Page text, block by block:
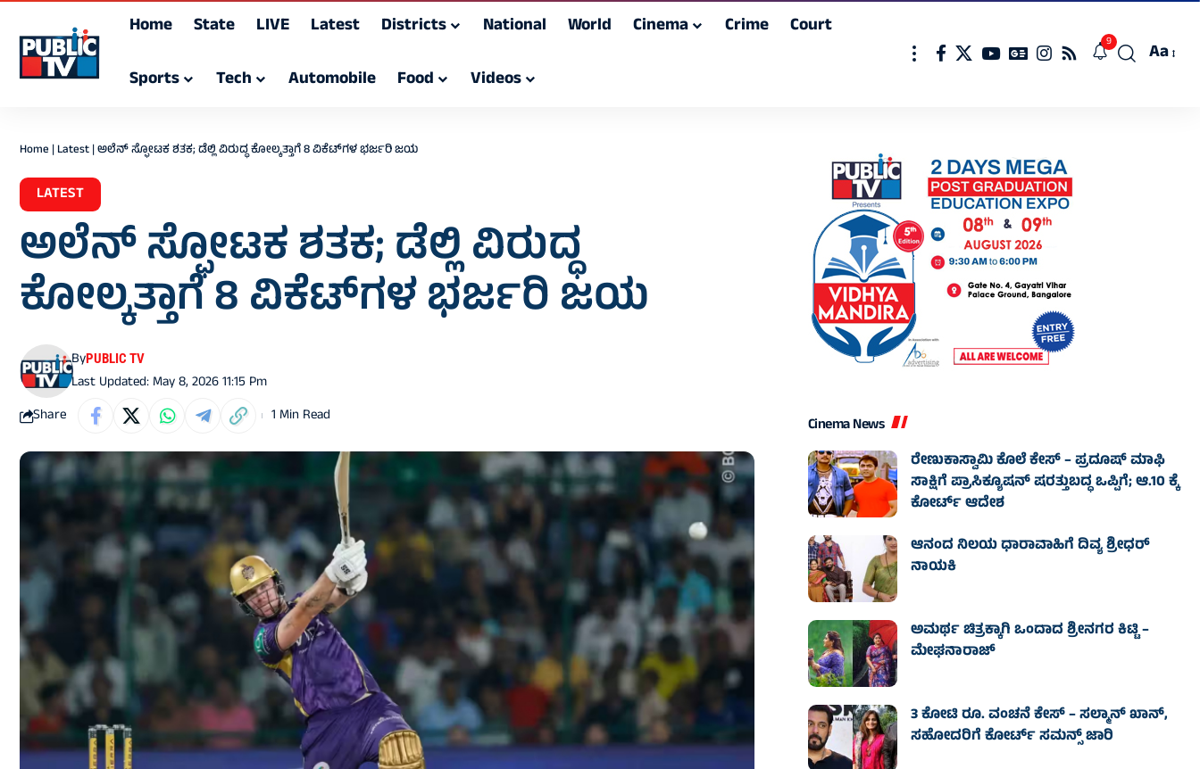
Home State LIVE Latest Districts National World Cinema Crime
Court
Sports
Tech Automobile Food Videos
9
Font
Aa
Home |Latest|ಅಲೆನ್‌ ಸ್ಫೋಟಕ ಶತಕ; ಡೆಲ್ಲಿ ವಿರುದ್ಧ ಕೋಲ್ಕತ್ತಾಗೆ 8 ವಿಕೆಟ್‌ಗಳ ಭರ್ಜರಿ ಜಯ
LATEST
ಅಲೆನ್‌ ಸ್ಫೋಟಕ ಶತಕ; ಡೆಲ್ಲಿ ವಿರುದ್ಧ
ಕೋಲ್ಕತ್ತಾಗೆ 8 ವಿಕೆಟ್‌ಗಳ ಭರ್ಜರಿ ಜಯ
Last Updated: May 8, 2026 11:15 Pm
ByPUBLIC TV
Share 1 Min Read
Cinema News
ರೇಣುಕಾಸ್ವಾಮಿ ಕೊಲೆ ಕೇಸ್‌ – ಪ್ರದೂಷ್‌ ಮಾಫಿ
ಸಾಕ್ಷಿಗೆ ಪ್ರಾಸಿಕ್ಯೂಷನ್ ಷರತ್ತುಬದ್ಧ ಒಪ್ಪಿಗೆ; ಆ.10 ಕ್ಕೆ
ಕೋರ್ಟ್ ಆದೇಶ
ಆನಂದ ನಿಲಯ ಧಾರಾವಾಹಿಗೆ ದಿವ್ಯ ಶ್ರೀಧರ್
ನಾಯಕಿ
ಅಮರ್ಥ ಚಿತ್ರಕ್ಕಾಗಿ ಒಂದಾದ ಶ್ರೀನಗರ ಕಿಟ್ಟಿ –
ಮೇಘನಾರಾಜ್
3 ಕೋಟಿ ರೂ. ವಂಚನೆ ಕೇಸ್‌ – ಸಲ್ಮಾನ್ ಖಾನ್,
ಸಹೋದರಿಗೆ ಕೋರ್ಟ್‌ ಸಮನ್ಸ್ ಜಾರಿ